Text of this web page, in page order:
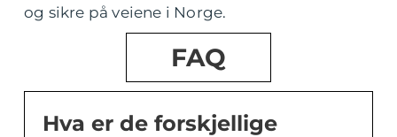
og sikre på veiene i Norge.
FAQ
Hva er de forskjellige